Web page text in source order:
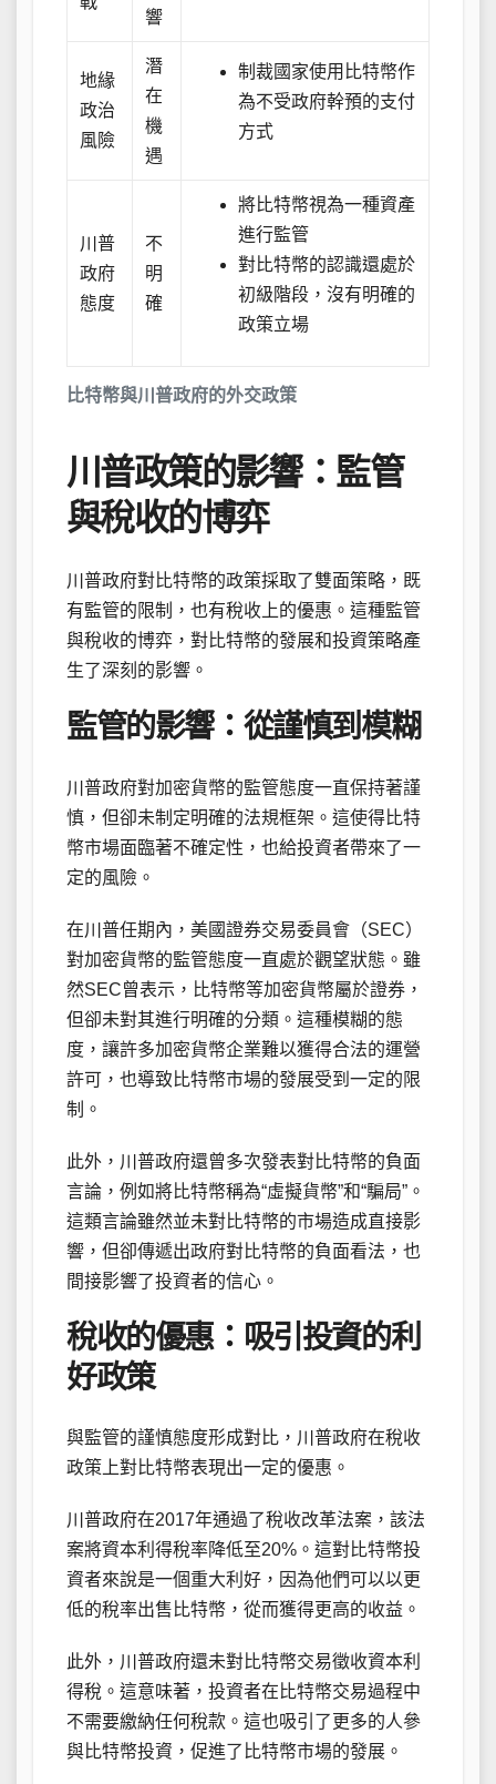
比特幣與川普政府的外交政策
響
地緣
政治
風險
潛
在
機
遇
制裁國家使用比特幣作
為不受政府幹預的支付
方式
川普
政府
態度
不
明
確
將比特幣視為一種資產
進行監管
對比特幣的認識還處於
初級階段，沒有明確的
政策立場
川普政策的影響：監管
與稅收的博弈
川普政府對比特幣的政策採取了雙面策略，既
有監管的限制，也有稅收上的優惠。這種監管
與稅收的博弈，對比特幣的發展和投資策略產
生了深刻的影響。
監管的影響：從謹慎到模糊
川普政府對加密貨幣的監管態度一直保持著謹
慎，但卻未制定明確的法規框架。這使得比特
幣市場面臨著不確定性，也給投資者帶來了一
定的風險。
在川普任期內，美國證券交易委員會（SEC）
對加密貨幣的監管態度一直處於觀望狀態。雖
然SEC曾表示，比特幣等加密貨幣屬於證券，
但卻未對其進行明確的分類。這種模糊的態
度，讓許多加密貨幣企業難以獲得合法的運營
許可，也導致比特幣市場的發展受到一定的限
制。
此外，川普政府還曾多次發表對比特幣的負面
言論，例如將比特幣稱為“虛擬貨幣”和“騙局”。
這類言論雖然並未對比特幣的市場造成直接影
響，但卻傳遞出政府對比特幣的負面看法，也
間接影響了投資者的信心。
稅收的優惠：吸引投資的利
好政策
與監管的謹慎態度形成對比，川普政府在稅收
政策上對比特幣表現出一定的優惠。
川普政府在2017年通過了稅收改革法案，該法
案將資本利得稅率降低至20%。這對比特幣投
資者來說是一個重大利好，因為他們可以以更
低的稅率出售比特幣，從而獲得更高的收益。
此外，川普政府還未對比特幣交易徵收資本利
得稅。這意味著，投資者在比特幣交易過程中
不需要繳納任何稅款。這也吸引了更多的人參
與比特幣投資，促進了比特幣市場的發展。